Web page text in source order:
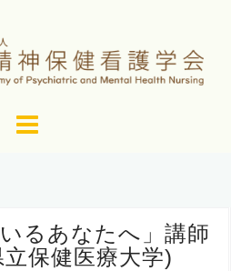
るあなたへ」講師
保健医療大学)